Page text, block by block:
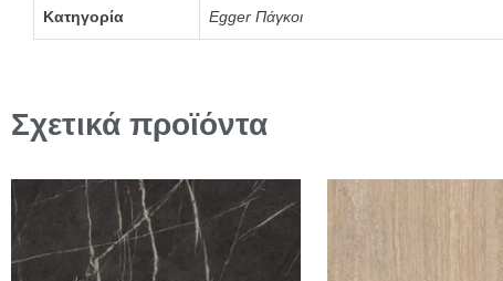
Κατηγορία Egger Πάγκοι
Σχετικά προϊόντα